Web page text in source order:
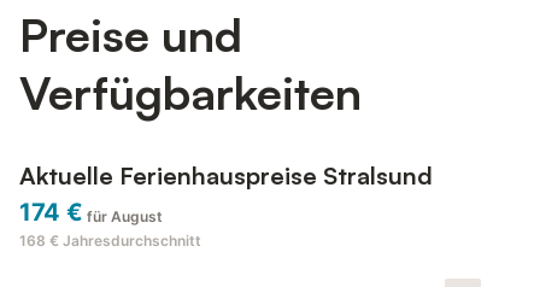
Preise und
Verfügbarkeiten
Aktuelle Ferienhauspreise Stralsund
174 € für August
168 € Jahresdurchschnitt